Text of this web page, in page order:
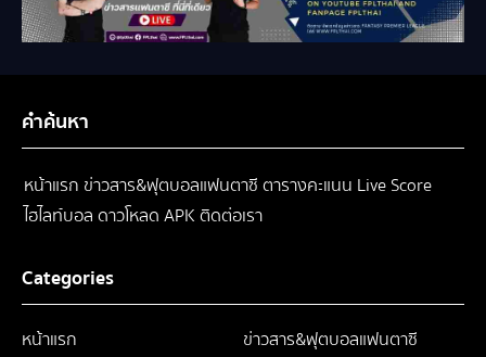
คำค้นหา
หน้าแรก ข่าวสาร&ฟุตบอลแฟนตาซีตารางคะแนน Live Score
ไฮไลท์บอลดาวโหลด APKติดต่อเรา
Categories
หน้าแรก
ข่าวสาร&ฟุตบอลแฟนตาซี